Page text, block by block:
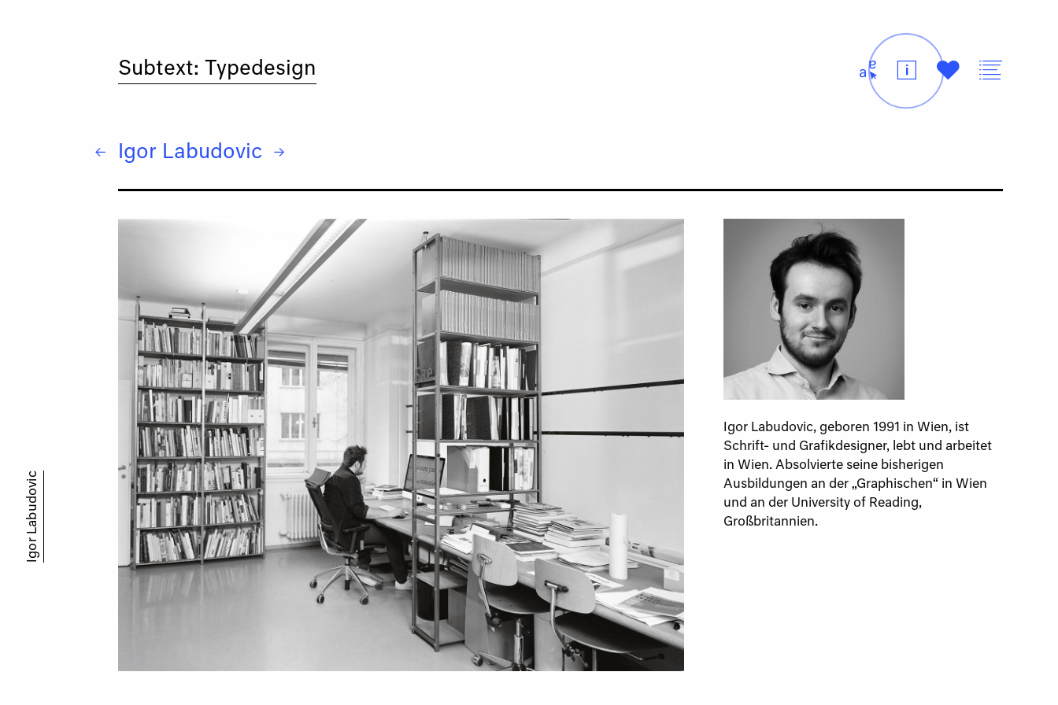
Igor Labudovic
Subtext: Typedesign t i # v
← Adam Katyi
Igor Labudovic → Gabriele Lenz
Igor Labudovic, geboren 1991 in Wien, ist
Schrift- und Grafikdesigner, lebt und arbeitet
in Wien. Absolvierte seine bisherigen
Ausbildungen an der „Graphischen“ in Wien
und an der University of Reading,
Großbritannien.